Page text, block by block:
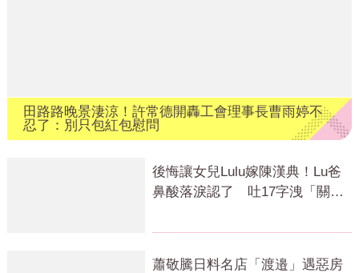
田路路晚景淒涼！許常德開轟工會理事長曹雨婷不
忍了：別只包紅包慰問
後悔讓女兒Lulu嫁陳漢典！Lu爸
鼻酸落淚認了 吐17字洩「關鍵
蕭敬騰日料名店「渡邉」遇惡房